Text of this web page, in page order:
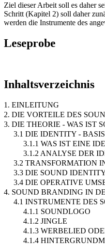
Ziel dieser Arbeit soll es daher
Schritt (Kapitel 2) soll daher
werden die Instrumente des
Leseprobe
Inhaltsverzeichnis
1. EINLEITUNG
2. DIE VORTEILE DES
3. DIE THEORIE - WAS IST
3.1 DIE IDENTITY -
3.1.1 WAS IST EINE
3.1.2 ANALYSE DER
3.2 TRANSFORMATION
3.3 DIE SOUND
3.4 DIE OPERATIVE
4. SOUND BRANDING IN
4.1 INSTRUMENTE DES
4.1.1 SOUNDLOGO
4.1.2 JINGLE
4.1.3 WERBELIED
4.1.4